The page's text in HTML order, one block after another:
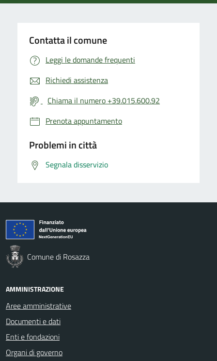
Contatta il comune
Leggi le domande frequenti
Richiedi assistenza
Chiama il numero +39.015.600.92
Prenota appuntamento
Problemi in città
Segnala disservizio
Comune di Rosazza
AMMINISTRAZIONE
Aree amministrative
Documenti e dati
Enti e fondazioni
Organi di governo